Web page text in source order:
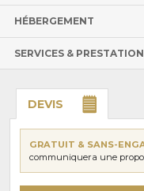
HÉBERGEMENT
SERVICES &
DEVIS
GRATUIT & SANS-
communiquera une